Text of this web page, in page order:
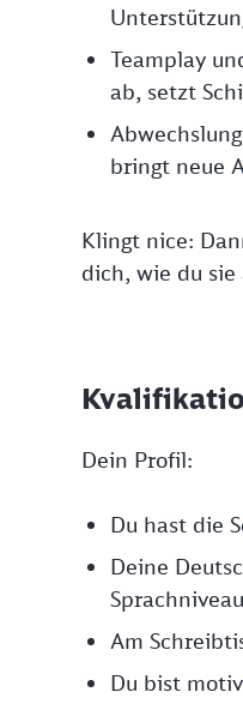
Teamplay
ab, setzt
bringt neue
Klingt nice:
dich, wie du
Dein Profil:
Du hast die
Deine
Am
Du bist